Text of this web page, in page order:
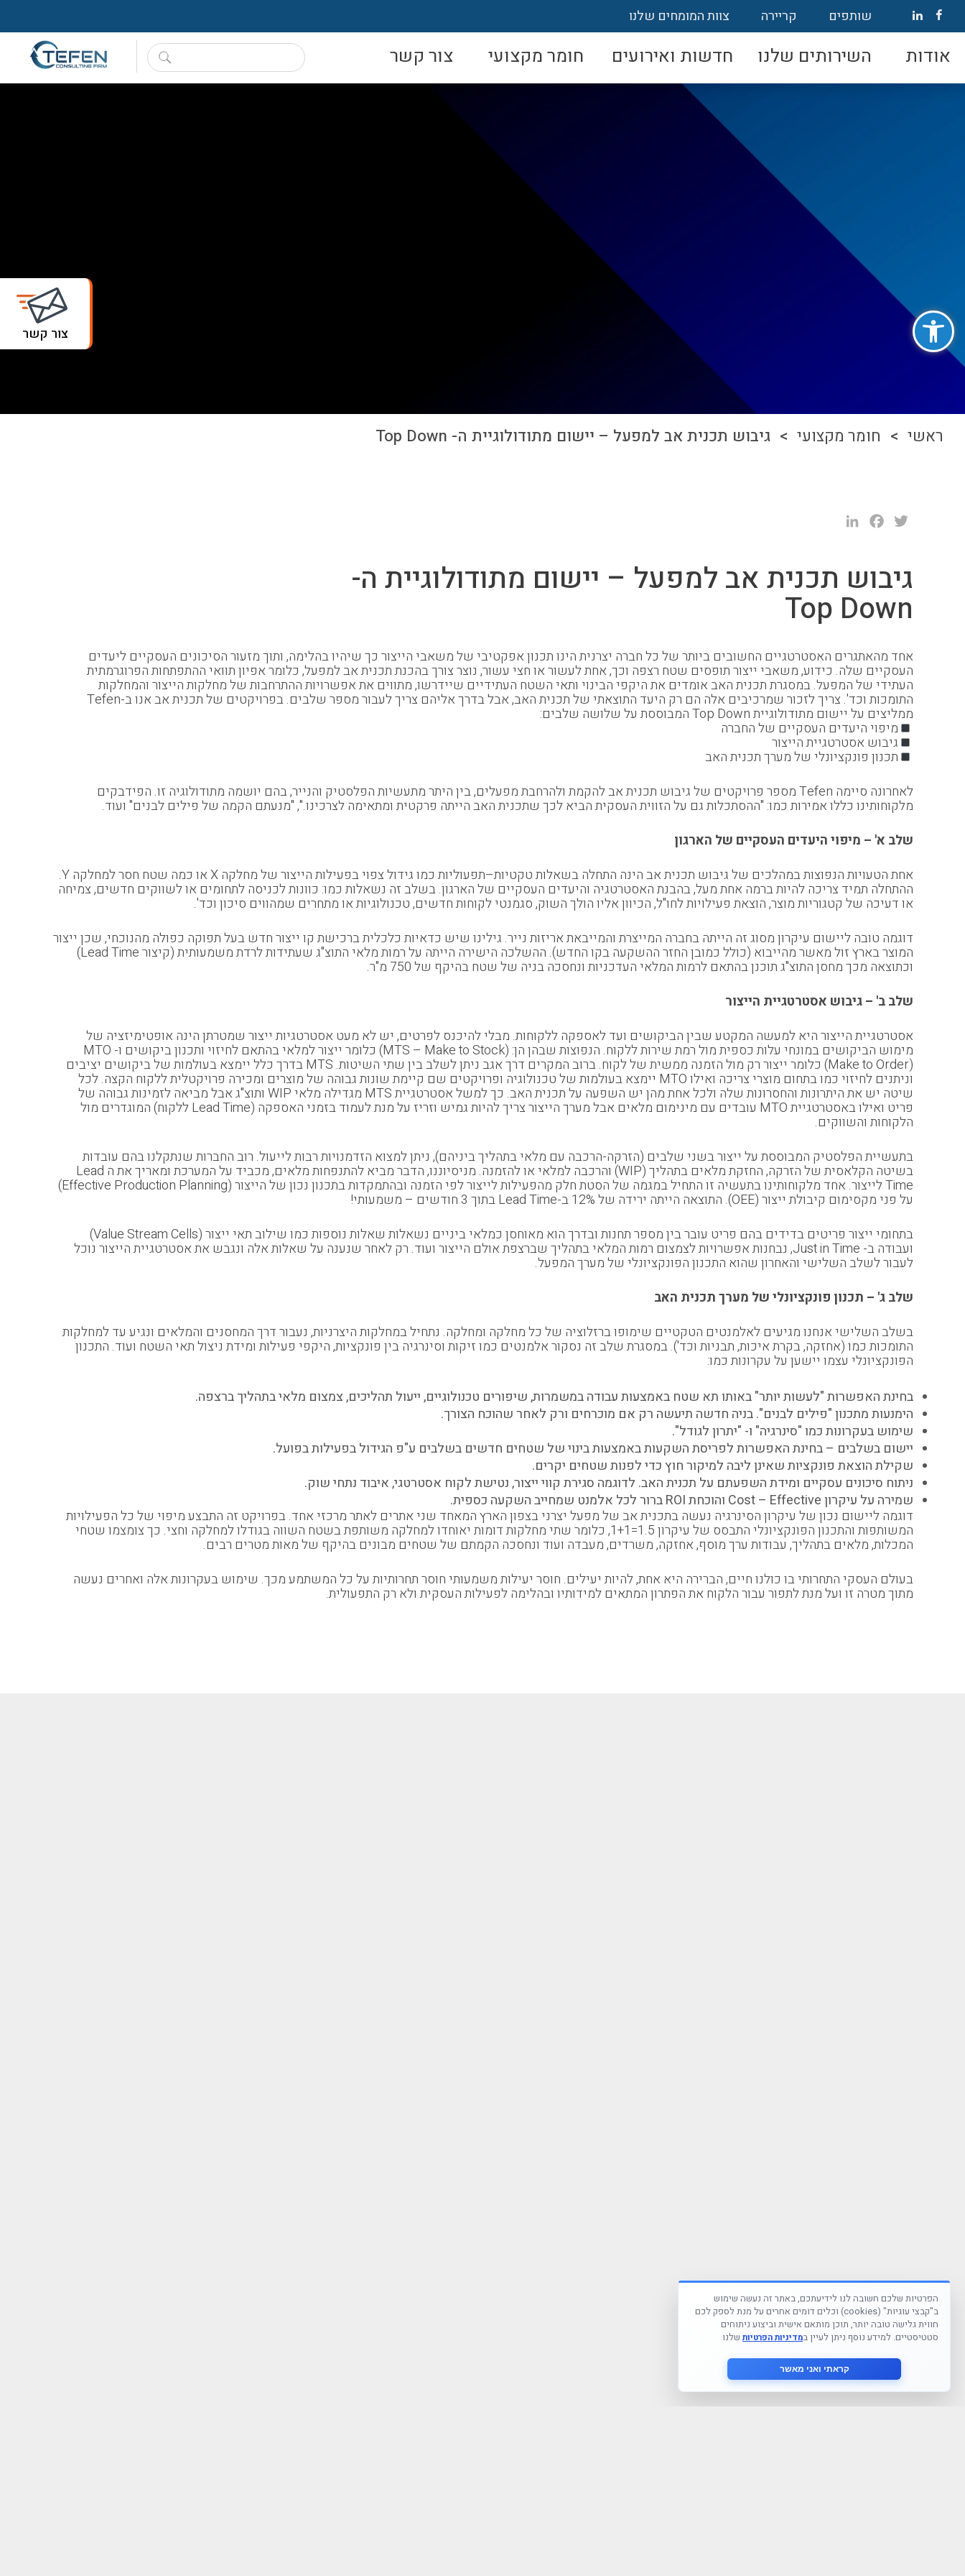
פתח סרגל נגישות
שותפים קריירה צוות המומחים שלנו
אודות השירותים שלנו חדשות ואירועים חומר מקצועי צור קשר
צור קשר
ראשי > חומר מקצועי > גיבוש תכנית אב למפעל – יישום מתודולוגיית ה- Top Down
Twitter
Facebook
גיבוש תכנית אב למפעל – יישום מתודולוגיית ה-
Top Down
אחד מהאתגרים האסטרטגיים החשובים ביותר של כל חברה יצרנית הינו תכנון אפקטיבי של משאבי הייצור כך שיהיו בהלימה, ותוך מזעור הסיכונים העסקיים ליעדים
העסקיים שלה. כידוע, משאבי ייצור תופסים שטח רצפה וכך, אחת לעשור או חצי עשור, נוצר צורך בהכנת תכנית אב למפעל, כלומר אפיון תוואי ההתפתחות הפרוגרמתית
העתידי של המפעל. במסגרת תכנית האב אומדים את היקפי הבינוי ותאי השטח העתידיים שיידרשו, מתווים את אפשרויות ההתרחבות של מחלקות הייצור והמחלקות
התומכות וכד'. צריך לזכור שמרכיבים אלה הם רק היעד התוצאתי של תכנית האב, אבל בדרך אליהם צריך לעבור מספר שלבים. בפרויקטים של תכנית אב אנו ב-Tefen
ממליצים על יישום מתודולוגיית Top Down המבוססת על שלושה שלבים:
מיפוי היעדים העסקיים של החברה
גיבוש אסטרטגיית הייצור
תכנון פונקציונלי של מערך תכנית האב
לאחרונה סיימה Tefen מספר פרויקטים של גיבוש תכנית אב להקמת ולהרחבת מפעלים, בין היתר מתעשיות הפלסטיק והנייר, בהם יושמה מתודולוגיה זו. הפידבקים
מלקוחותינו כללו אמירות כמו: "ההסתכלות גם על הזווית העסקית הביא לכך שתכנית האב הייתה פרקטית ומתאימה לצרכינו.", "מנעתם הקמה של פילים לבנים" ועוד.
שלב א' – מיפוי היעדים העסקיים של הארגון
אחת הטעויות הנפוצות במהלכים של גיבוש תכנית אב הינה התחלה בשאלות טקטיות–תפעוליות כמו גידול צפוי בפעילות הייצור של מחלקה X או כמה שטח חסר למחלקה Y.
ההתחלה תמיד צריכה להיות ברמה אחת מעל, בהבנת האסטרטגיה והיעדים העסקיים של הארגון. בשלב זה נשאלות כמו: כוונות לכניסה לתחומים או לשווקים חדשים, צמיחה
או דעיכה של קטגוריות מוצר, הוצאת פעילויות לחו"ל, הכיוון אליו הולך השוק, סגמנטי לקוחות חדשים, טכנולוגיות או מתחרים שמהווים סיכון וכד'.
דוגמה טובה ליישום עיקרון מסוג זה הייתה בחברה המייצרת והמייבאת אריזות נייר. גילינו שיש כדאיות כלכלית ברכישת קו ייצור חדש בעל תפוקה כפולה מהנוכחי, שכן ייצור
המוצר בארץ זול מאשר מהייבוא (כולל כמובן החזר ההשקעה בקו החדש). ההשלכה הישירה הייתה על רמות מלאי התוצ"ג שעתידות לרדת משמעותית (קיצור Lead Time)
וכתוצאה מכך מחסן התוצ"ג תוכנן בהתאם לרמות המלאי העדכניות ונחסכה בניה של שטח בהיקף של 750 מ"ר.
שלב ב' – גיבוש אסטרטגיית הייצור
אסטרטגיית הייצור היא למעשה המקטע שבין הביקושים ועד לאספקה ללקוחות. מבלי להיכנס לפרטים, יש לא מעט אסטרטגיות ייצור שמטרתן הינה אופטימיזציה של
מימוש הביקושים במונחי עלות כספית מול רמת שירות ללקוח. הנפוצות שבהן הן: (MTS – Make to Stock) כלומר ייצור למלאי בהתאם לחיזוי ותכנון ביקושים ו- MTO
(Make to Order) כלומר ייצור רק מול הזמנה ממשית של לקוח. ברוב המקרים דרך אגב ניתן לשלב בין שתי השיטות. MTS בדרך כלל יימצא בעולמות של ביקושים יציבים
וניתנים לחיזוי כמו בתחום מוצרי צריכה ואילו MTO יימצא בעולמות של טכנולוגיה ופרויקטים שם קיימת שונות גבוהה של מוצרים ומכירה פרויקטלית ללקוח הקצה. לכל
שיטה יש את היתרונות והחסרונות שלה ולכל אחת מהן יש השפעה על תכנית האב. כך למשל אסטרטגיית MTS מגדילה מלאי WIP ותוצ"ג אבל מביאה לזמינות גבוהה של
פריט ואילו באסטרטגיית MTO עובדים עם מינימום מלאים אבל מערך הייצור צריך להיות גמיש וזריז על מנת לעמוד בזמני האספקה (Lead Time ללקוח) המוגדרים מול
הלקוחות והשווקים.
בתעשיית הפלסטיק המבוססת על ייצור בשני שלבים (הזרקה-הרכבה עם מלאי בתהליך ביניהם), ניתן למצוא הזדמנויות רבות לייעול. רוב החברות שנתקלנו בהם עובדות
בשיטה הקלאסית של הזרקה, החזקת מלאים בתהליך (WIP) והרכבה למלאי או להזמנה. מניסיוננו, הדבר מביא להתנפחות מלאים, מכביד על המערכת ומאריך את ה Lead
Time לייצור. אחד מלקוחותינו בתעשיה זו התחיל במגמה של הסטת חלק מהפעילות לייצור לפי הזמנה ובהתמקדות בתכנון נכון של הייצור (Effective Production Planning)
על פני מקסימום קיבולת ייצור (OEE). התוצאה הייתה ירידה של 12% ב-Lead Time בתוך 3 חודשים – משמעותי!
בתחומי ייצור פריטים בדידים בהם פריט עובר בין מספר תחנות ובדרך הוא מאוחסן כמלאי ביניים נשאלות שאלות נוספות כמו שילוב תאי ייצור (Value Stream Cells)
ועבודה ב- Just in Time, נבחנות אפשרויות לצמצום רמות המלאי בתהליך שברצפת אולם הייצור ועוד. רק לאחר שנענה על שאלות אלה ונגבש את אסטרטגיית הייצור נוכל
לעבור לשלב השלישי והאחרון שהוא התכנון הפונקציונלי של מערך המפעל.
שלב ג' – תכנון פונקציונלי של מערך תכנית האב
בשלב השלישי אנחנו מגיעים לאלמנטים הטקטיים שימופו ברזלוציה של כל מחלקה ומחלקה. נתחיל במחלקות היצרניות, נעבור דרך המחסנים והמלאים ונגיע עד למחלקות
התומכות כמו (אחזקה, בקרת איכות, תבניות וכד'). במסגרת שלב זה נסקור אלמנטים כמו זיקות וסינרגיה בין פונקציות, היקפי פעילות ומידת ניצול תאי השטח ועוד. התכנון
הפונקציונלי עצמו יישען על עקרונות כמו:
בחינת האפשרות "לעשות יותר" באותו תא שטח באמצעות עבודה במשמרות, שיפורים טכנולוגיים, ייעול תהליכים, צמצום מלאי בתהליך ברצפה.
הימנעות מתכנון "פילים לבנים". בניה חדשה תיעשה רק אם מוכרחים ורק לאחר שהוכח הצורך.
שימוש בעקרונות כמו "סינרגיה" ו- "יתרון לגודל".
יישום בשלבים – בחינת האפשרות לפריסת השקעות באמצעות בינוי של שטחים חדשים בשלבים ע"פ הגידול בפעילות בפועל.
שקילת הוצאת פונקציות שאינן ליבה למיקור חוץ כדי לפנות שטחים יקרים.
ניתוח סיכונים עסקיים ומידת השפעתם על תכנית האב. לדוגמה סגירת קווי ייצור, נטישת לקוח אסטרטגי, איבוד נתחי שוק.
שמירה על עיקרון Cost – Effective והוכחת ROI ברור לכל אלמנט שמחייב השקעה כספית.
דוגמה ליישום נכון של עיקרון הסינרגיה נעשה בתכנית אב של מפעל יצרני בצפון הארץ המאחד שני אתרים לאתר מרכזי אחד. בפרויקט זה התבצע מיפוי של כל הפעילויות
המשותפות והתכנון הפונקציונלי התבסס של עיקרון 1.5=1+1, כלומר שתי מחלקות דומות יאוחדו למחלקה משותפת בשטח השווה בגודלו למחלקה וחצי. כך צומצמו שטחי
המכלות, מלאים בתהליך, עבודות ערך מוסף, אחזקה, משרדים, מעבדה ועוד ונחסכה הקמתם של שטחים מבונים בהיקף של מאות מטרים רבים.
בעולם העסקי התחרותי בו כולנו חיים, הברירה היא אחת, להיות יעילים. חוסר יעילות משמעותי חוסר תחרותיות על כל המשתמע מכך. שימוש בעקרונות אלה ואחרים נעשה
מתוך מטרה זו ועל מנת לתפור עבור הלקוח את הפתרון המתאים למידותיו ובהלימה לפעילות העסקית ולא רק התפעולית.
הפרטיות שלכם חשובה לנו לידיעתכם, באתר זה נעשה שימוש
ב"קבצי עוגיות" (cookies) וכלים דומים אחרים על מנת לספק לכם
חווית גלישה טובה יותר, תוכן מותאם אישית וביצוע ניתוחים
סטטיסטיים. למידע נוסף ניתן לעיין במדיניות הפרטיות שלנו
קראתי ואני מאשר